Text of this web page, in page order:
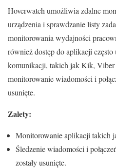
Hoverwatch umożliwia zdalne
urządzenia i sprawdzanie listy
monitorowania wydajności
również dostęp do aplikacji
komunikacji, takich jak Kik,
monitorowanie wiadomości i
usunięte.
Zalety:
Monitorowanie aplikacji takich
Śledzenie wiadomości i
zostały usunięte.